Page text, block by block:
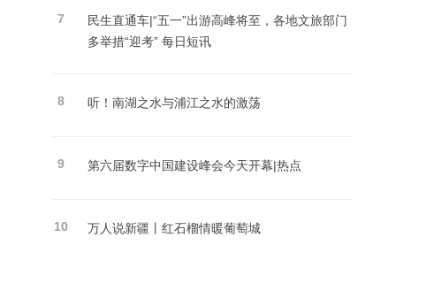
7
民生直通车|“五一”出游高峰将至，各地文旅部门
多举措“迎考” 每日短讯
8 听！南湖之水与浦江之水的激荡
9 第六届数字中国建设峰会今天开幕|热点
10 万人说新疆丨红石榴情暖葡萄城